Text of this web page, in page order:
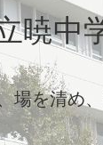
暁中
を清め